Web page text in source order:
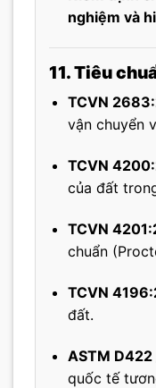
nghiệm và
11. Tiêu
TCVN
vận chuyển
TCVN
của đất
TCVN
chuẩn
TCVN
đất.
ASTM
quốc tế